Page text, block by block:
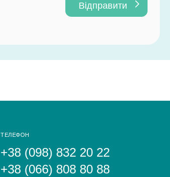
ТЕЛЕФОН
+38 (098) 832 20 22
+38 (066) 808 80 88